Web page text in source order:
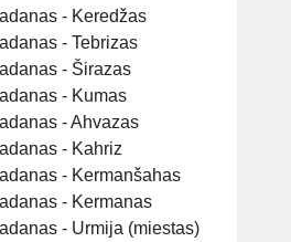
- Keredžas
- Tebrizas
- Širazas
- Kumas
- Ahvazas
- Kahriz
- Kermanšahas
- Kermanas
- Urmija (miestas)